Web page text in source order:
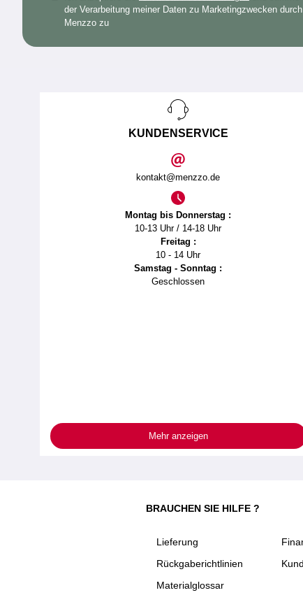
der Verarbeitung meiner Daten zu Marketingzwecken durch
Menzzo zu
KUNDENSERVICE
kontakt@menzzo.de
Montag bis Donnerstag :
10-13 Uhr / 14-18 Uhr
Freitag :
10 - 14 Uhr
Samstag - Sonntag :
Geschlossen
Mehr anzeigen
BRAUCHEN SIE HILFE ?
Lieferung
Rückgaberichtlinien
Materialglossar